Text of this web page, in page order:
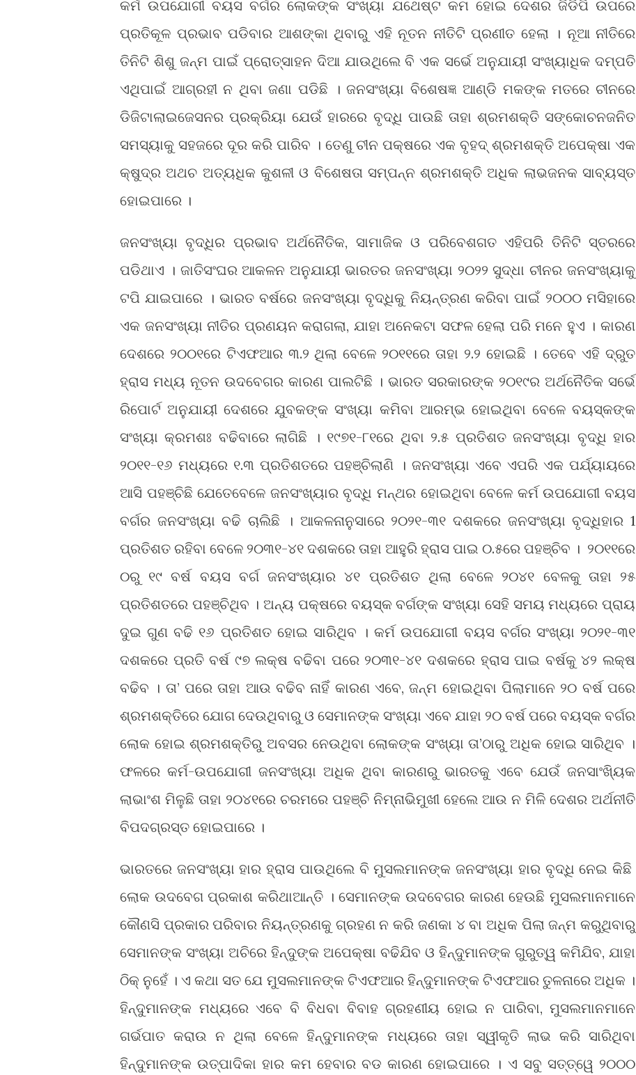
କର୍ମ ଉପଯୋଗୀ ବୟସ ବର୍ଗର ଲୋକଙ୍କ ସଂଖ୍ୟା ଯଥେଷ୍ଟ କମ ହୋଇ ଦେଶର ଜିଡିପି ଉପରେ
ପ୍ରତିକୂଳ ପ୍ରଭାବ ପଡିବାର ଆଶଙ୍କା ଥିବାରୁ ଏହି ନୂତନ ନୀତିଟି ପ୍ରଣୀତ ହେଲା । ନୂଆ ନୀତିରେ
ତିନିଟି ଶିଶୁ ଜନ୍ମ ପାଇଁ ପ୍ରୋତ୍ସାହନ ଦିଆ ଯାଉଥିଲେ ବି ଏକ ସର୍ଭେ ଅନୁଯାୟୀ ସଂଖ୍ୟାଧିକ ଦମ୍ପତି
ଏଥିପାଇଁ ଆଗ୍ରହୀ ନ ଥିବା ଜଣା ପଡିଛି । ଜନସଂଖ୍ୟା ବିଶେଷଜ୍ଞ ଆଣ୍ଡି ମକଙ୍କ ମତରେ ଚୀନରେ
ଡିଜିଟାଲାଇଜେସନର ପ୍ରକ୍ରିୟା ଯେଉଁ ହାରରେ ବୃଦ୍ଧି ପାଉଛି ତାହା ଶ୍ରମଶକ୍ତି ସଙ୍କୋଚନଜନିତ
ସମସ୍ୟାକୁ ସହଜରେ ଦୂର କରି ପାରିବ । ତେଣୁ ଚୀନ ପକ୍ଷରେ ଏକ ବୃହଦ୍ ଶ୍ରମଶକ୍ତି ଅପେକ୍ଷା ଏକ
କ୍ଷୁଦ୍ର ଅଥଚ ଅତ୍ୟଧିକ କୁଶଳୀ ଓ ବିଶେଷତା ସମ୍ପନ୍ନ ଶ୍ରମଶକ୍ତି ଅଧିକ ଲାଭଜନକ ସାବ୍ୟସ୍ତ
ହୋଇପାରେ ।
ଜନସଂଖ୍ୟା ବୃଦ୍ଧିର ପ୍ରଭାବ ଅର୍ଥନୈତିକ, ସାମାଜିକ ଓ ପରିବେଶଗତ ଏହିପରି ତିନିଟି ସ୍ତରରେ
ପଡିଥାଏ । ଜାତିସଂଘର ଆକଳନ ଅନୁଯାୟୀ ଭାରତର ଜନସଂଖ୍ୟା ୨୦୨୨ ସୁଦ୍ଧା ଚୀନର ଜନସଂଖ୍ୟାକୁ
ଟପି ଯାଇପାରେ । ଭାରତ ବର୍ଷରେ ଜନସଂଖ୍ୟା ବୃଦ୍ଧିକୁ ନିୟନ୍ତ୍ରଣ କରିବା ପାଇଁ ୨୦୦୦ ମସିହାରେ
ଏକ ଜନସଂଖ୍ୟା ନୀତିର ପ୍ରଣୟନ କରାଗଲା, ଯାହା ଅନେକଟା ସଫଳ ହେଲା ପରି ମନେ ହୁଏ । କାରଣ
ଦେଶରେ ୨୦୦୧ରେ ଟିଏଫଆର ୩.୨ ଥିଲା ବେଳେ ୨୦୧୧ରେ ତାହା ୨.୨ ହୋଇଛି । ତେବେ ଏହି ଦ୍ରୁତ
ହ୍ରାସ ମଧ୍ୟ ନୂତନ ଉଦବେଗର କାରଣ ପାଲଟିଛି । ଭାରତ ସରକାରଙ୍କ ୨୦୧୯ର ଅର୍ଥନୈତିକ ସର୍ଭେ
ରିପୋର୍ଟ ଅନୁଯାୟୀ ଦେଶରେ ଯୁବକଙ୍କ ସଂଖ୍ୟା କମିବା ଆରମ୍ଭ ହୋଇଥିବା ବେଳେ ବୟସ୍କଙ୍କ
ସଂଖ୍ୟା କ୍ରମଶଃ ବଢିବାରେ ଲାଗିଛି । ୧୯୭୧-୮୧ରେ ଥିବା ୨.୫ ପ୍ରତିଶତ ଜନସଂଖ୍ୟା ବୃଦ୍ଧି ହାର
୨୦୧୧-୧୬ ମଧ୍ୟରେ ୧.୩ ପ୍ରତିଶତରେ ପହଞ୍ଚିଲାଣି । ଜନସଂଖ୍ୟା ଏବେ ଏପରି ଏକ ପର୍ଯ୍ୟାୟରେ
ଆସି ପହଞ୍ଚିଛି ଯେତେବେଳେ ଜନସଂଖ୍ୟାର ବୃଦ୍ଧି ମନ୍ଥର ହୋଇଥିବା ବେଳେ କର୍ମ ଉପଯୋଗୀ ବୟସ
ବର୍ଗର ଜନସଂଖ୍ୟା ବଢି ଚାଲିଛି । ଆକଳନାନୁସାରେ ୨୦୨୧-୩୧ ଦଶକରେ ଜନସଂଖ୍ୟା ବୃଦ୍ଧିହାର 1
ପ୍ରତିଶତ ରହିବା ବେଳେ ୨୦୩୧-୪୧ ଦଶକରେ ତାହା ଆହୁରି ହ୍ରାସ ପାଇ ୦.୫ରେ ପହଞ୍ଚିବ । ୨୦୧୧ରେ
୦ରୁ ୧୯ ବର୍ଷ ବୟସ ବର୍ଗ ଜନସଂଖ୍ୟାର ୪୧ ପ୍ରତିଶତ ଥିଲା ବେଳେ ୨୦୪୧ ବେଳକୁ ତାହା ୨୫
ପ୍ରତିଶତରେ ପହଞ୍ଚିଥିବ । ଅନ୍ୟ ପକ୍ଷରେ ବୟସ୍କ ବର୍ଗଙ୍କ ସଂଖ୍ୟା ସେହି ସମୟ ମଧ୍ୟରେ ପ୍ରାୟ
ଦୁଇ ଗୁଣ ବଢି ୧୬ ପ୍ରତିଶତ ହୋଇ ସାରିଥିବ । କର୍ମ ଉପଯୋଗୀ ବୟସ ବର୍ଗର ସଂଖ୍ୟା ୨୦୨୧-୩୧
ଦଶକରେ ପ୍ରତି ବର୍ଷ ୯୭ ଲକ୍ଷ ବଢିବା ପରେ ୨୦୩୧-୪୧ ଦଶକରେ ହ୍ରାସ ପାଇ ବର୍ଷକୁ ୪୨ ଲକ୍ଷ
ବଢିବ । ତା’ ପରେ ତାହା ଆଉ ବଢିବ ନାହିଁ କାରଣ ଏବେ, ଜନ୍ମ ହୋଇଥିବା ପିଲାମାନେ ୨୦ ବର୍ଷ ପରେ
ଶ୍ରମଶକ୍ତିରେ ଯୋଗ ଦେଉଥିବାରୁ ଓ ସେମାନଙ୍କ ସଂଖ୍ୟା ଏବେ ଯାହା ୨୦ ବର୍ଷ ପରେ ବୟସ୍କ ବର୍ଗର
ଲୋକ ହୋଇ ଶ୍ରମଶକ୍ତିରୁ ଅବସର ନେଉଥିବା ଲୋକଙ୍କ ସଂଖ୍ୟା ତା’ଠାରୁ ଅଧିକ ହୋଇ ସାରିଥିବ ।
ଫଳରେ କର୍ମ-ଉପଯୋଗୀ ଜନସଂଖ୍ୟା ଅଧିକ ଥିବା କାରଣରୁ ଭାରତକୁ ଏବେ ଯେଉଁ ଜନସାଂଖ୍ୟିକ
ଲାଭାଂଶ ମିଳୁଛି ତାହା ୨୦୪୧ରେ ଚରମରେ ପହଞ୍ଚି ନିମ୍ନାଭିମୁଖୀ ହେଲେ ଆଉ ନ ମିଳି ଦେଶର ଅର୍ଥନୀତି
ବିପଦଗ୍ରସ୍ତ ହୋଇପାରେ ।
ଭାରତରେ ଜନସଂଖ୍ୟା ହାର ହ୍ରାସ ପାଉଥିଲେ ବି ମୁସଲମାନଙ୍କ ଜନସଂଖ୍ୟା ହାର ବୃଦ୍ଧି ନେଇ କିଛି
ଲୋକ ଉଦବେଗ ପ୍ରକାଶ କରିଥାଆନ୍ତି । ସେମାନଙ୍କ ଉଦବେଗର କାରଣ ହେଉଛି ମୁସଲମାନମାନେ
କୌଣସି ପ୍ରକାର ପରିବାର ନିୟନ୍ତ୍ରଣକୁ ଗ୍ରହଣ ନ କରି ଜଣକା ୪ ବା ଅଧିକ ପିଲା ଜନ୍ମ କରୁଥିବାରୁ
ସେମାନଙ୍କ ସଂଖ୍ୟା ଅଚିରେ ହିନ୍ଦୁଙ୍କ ଅପେକ୍ଷା ବଢିଯିବ ଓ ହିନ୍ଦୁମାନଙ୍କ ଗୁରୁତ୍ୱ କମିଯିବ, ଯାହା
ଠିକ୍ ନୁହେଁ । ଏ କଥା ସତ ଯେ ମୁସଲମାନଙ୍କ ଟିଏଫଆର ହିନ୍ଦୁମାନଙ୍କ ଟିଏଫଆର ତୁଳନାରେ ଅଧିକ ।
ହିନ୍ଦୁମାନଙ୍କ ମଧ୍ୟରେ ଏବେ ବି ବିଧବା ବିବାହ ଗ୍ରହଣୀୟ ହୋଇ ନ ପାରିବା, ମୁସଲମାନମାନେ
ଗର୍ଭପାତ କରାଉ ନ ଥିଲା ବେଳେ ହିନ୍ଦୁମାନଙ୍କ ମଧ୍ୟରେ ତାହା ସ୍ୱୀକୃତି ଲାଭ କରି ସାରିଥିବା
ହିନ୍ଦୁମାନଙ୍କ ଉତ୍ପାଦିକା ହାର କମ ହେବାର ବଡ କାରଣ ହୋଇପାରେ । ଏ ସବୁ ସତ୍ତ୍ୱେ ୨୦୦୦